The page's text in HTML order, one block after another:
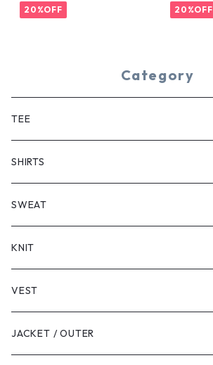
20%OFF 20%OFF
Category
TEE
SHORT SLEEVE
LONG SLEEVE
SHIRTS
SHORT SLEEVE
LONG SLEEVE
SWEAT
KNIT
VEST
JACKET / OUTER